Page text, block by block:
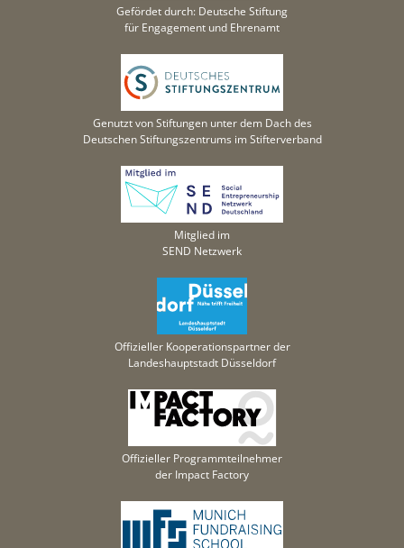
Gefördet durch: Deutsche Stiftung
für Engagement und Ehrenamt
Genutzt von Stiftungen unter dem Dach des
Deutschen Stiftungszentrums im Stifterverband
Mitglied im
SEND Netzwerk
Offizieller Kooperationspartner der
Landeshauptstadt Düsseldorf
Offizieller Programmteilnehmer
der Impact Factory